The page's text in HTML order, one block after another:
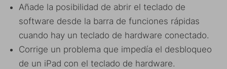
Añade la posibilidad de abrir el teclado de
software desde la barra de funciones rápidas
cuando hay un teclado de hardware conectado.
Corrige un problema que impedía el desbloqueo
de un iPad con el teclado de hardware.